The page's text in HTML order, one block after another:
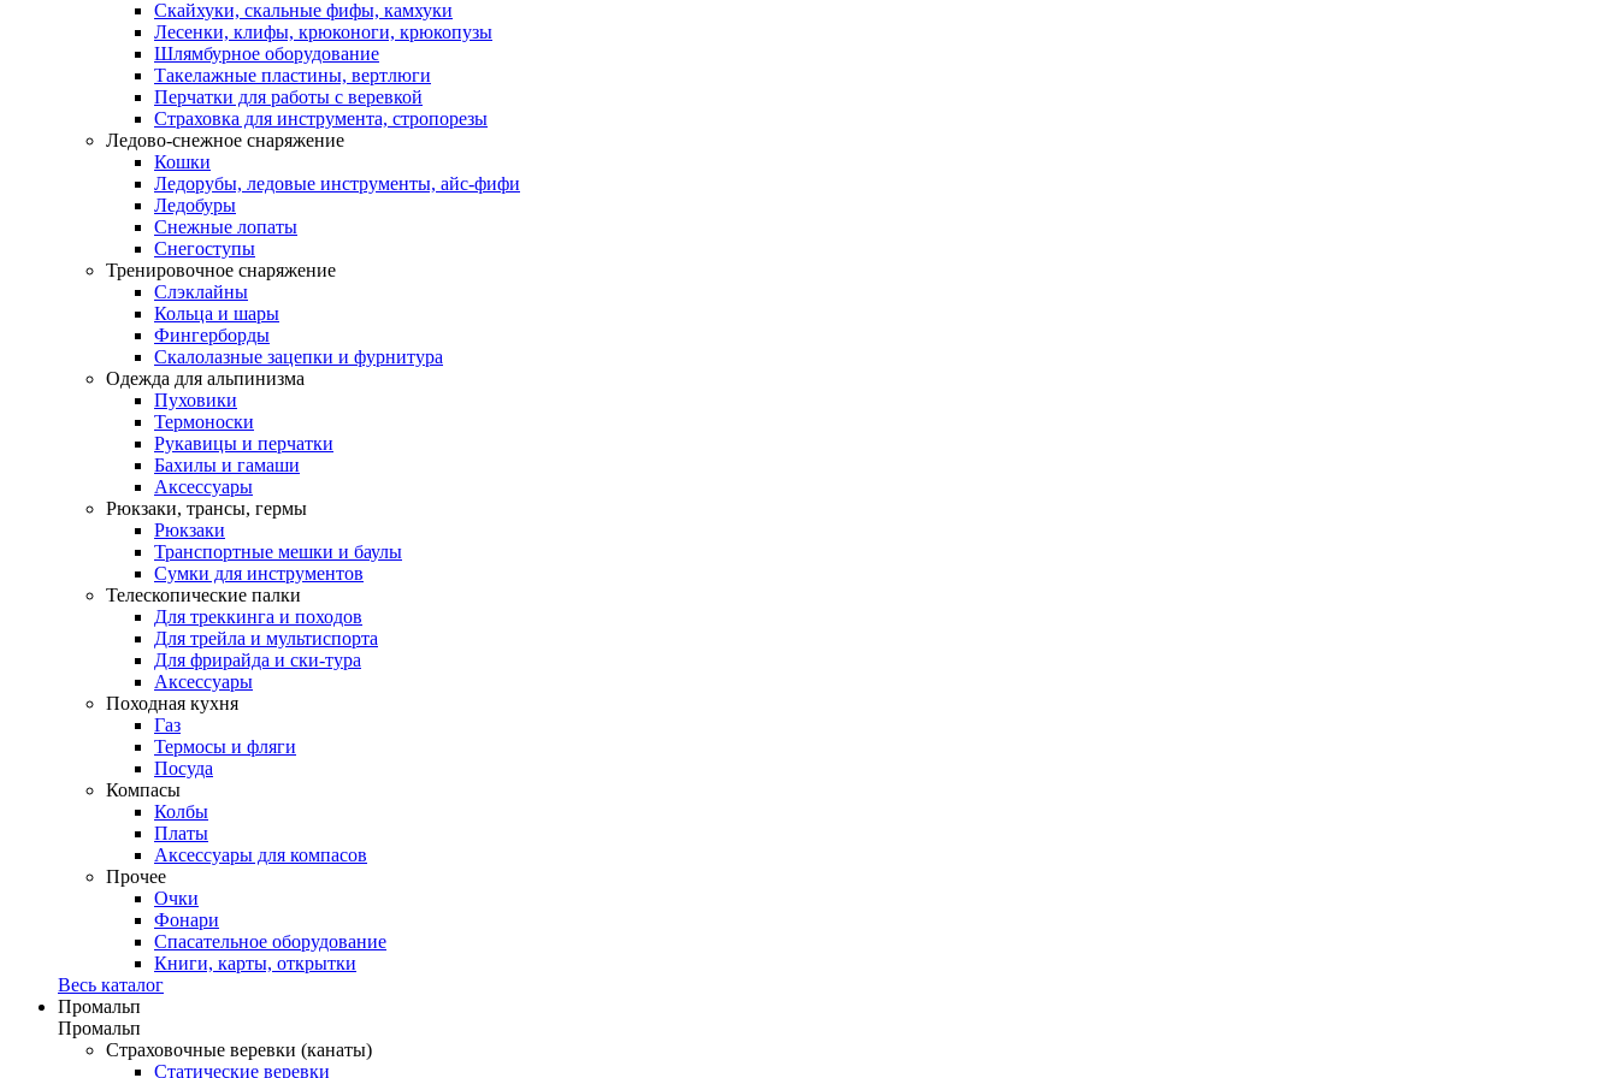
Скайхуки, скальные фифы, камхуки
Лесенки, клифы, крюконоги, крюкопузы
Шлямбурное оборудование
Такелажные пластины, вертлюги
Перчатки для работы с веревкой
Страховка для инструмента, стропорезы
Ледово-снежное снаряжение
Кошки
Ледорубы, ледовые инструменты, айс-фифи
Ледобуры
Снежные лопаты
Снегоступы
Тренировочное снаряжение
Слэклайны
Кольца и шары
Фингерборды
Скалолазные зацепки и фурнитура
Одежда для альпинизма
Пуховики
Термоноски
Рукавицы и перчатки
Бахилы и гамаши
Аксессуары
Рюкзаки, трансы, гермы
Рюкзаки
Транспортные мешки и баулы
Сумки для инструментов
Телескопические палки
Для треккинга и походов
Для трейла и мультиспорта
Для фрирайда и ски-тура
Аксессуары
Походная кухня
Газ
Термосы и фляги
Посуда
Компасы
Колбы
Платы
Аксессуары для компасов
Прочее
Очки
Фонари
Спасательное оборудование
Книги, карты, открытки
Весь каталог
Промальп
Промальп
Страховочные веревки (канаты)
Статические веревки